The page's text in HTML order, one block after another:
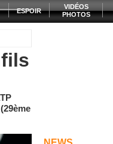
ESPOIR
VIDÉOS
PHOTOS